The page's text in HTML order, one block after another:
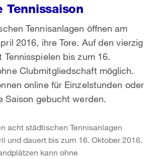
Tennissaison
Tennisanlagen öffnen am
2016, ihre Tore. Auf den vierzig
bis zum 16.
Clubmitgliedschaft möglich.
online für Einzelstunden oder
Saison gebucht werden.
acht städtischen Tennisanlagen
und dauert bis zum 16. Oktober 2016.
kann ohne